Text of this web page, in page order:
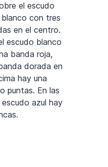
el escudo
con tres
en el centro.
escudo blanco
banda roja,
dorada en
hay una
puntas. En las
azul hay